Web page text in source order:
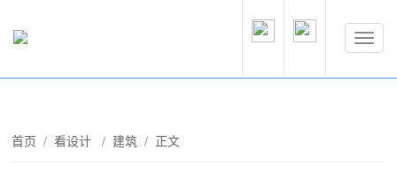
首页 /看设计 / 建筑 / 正文